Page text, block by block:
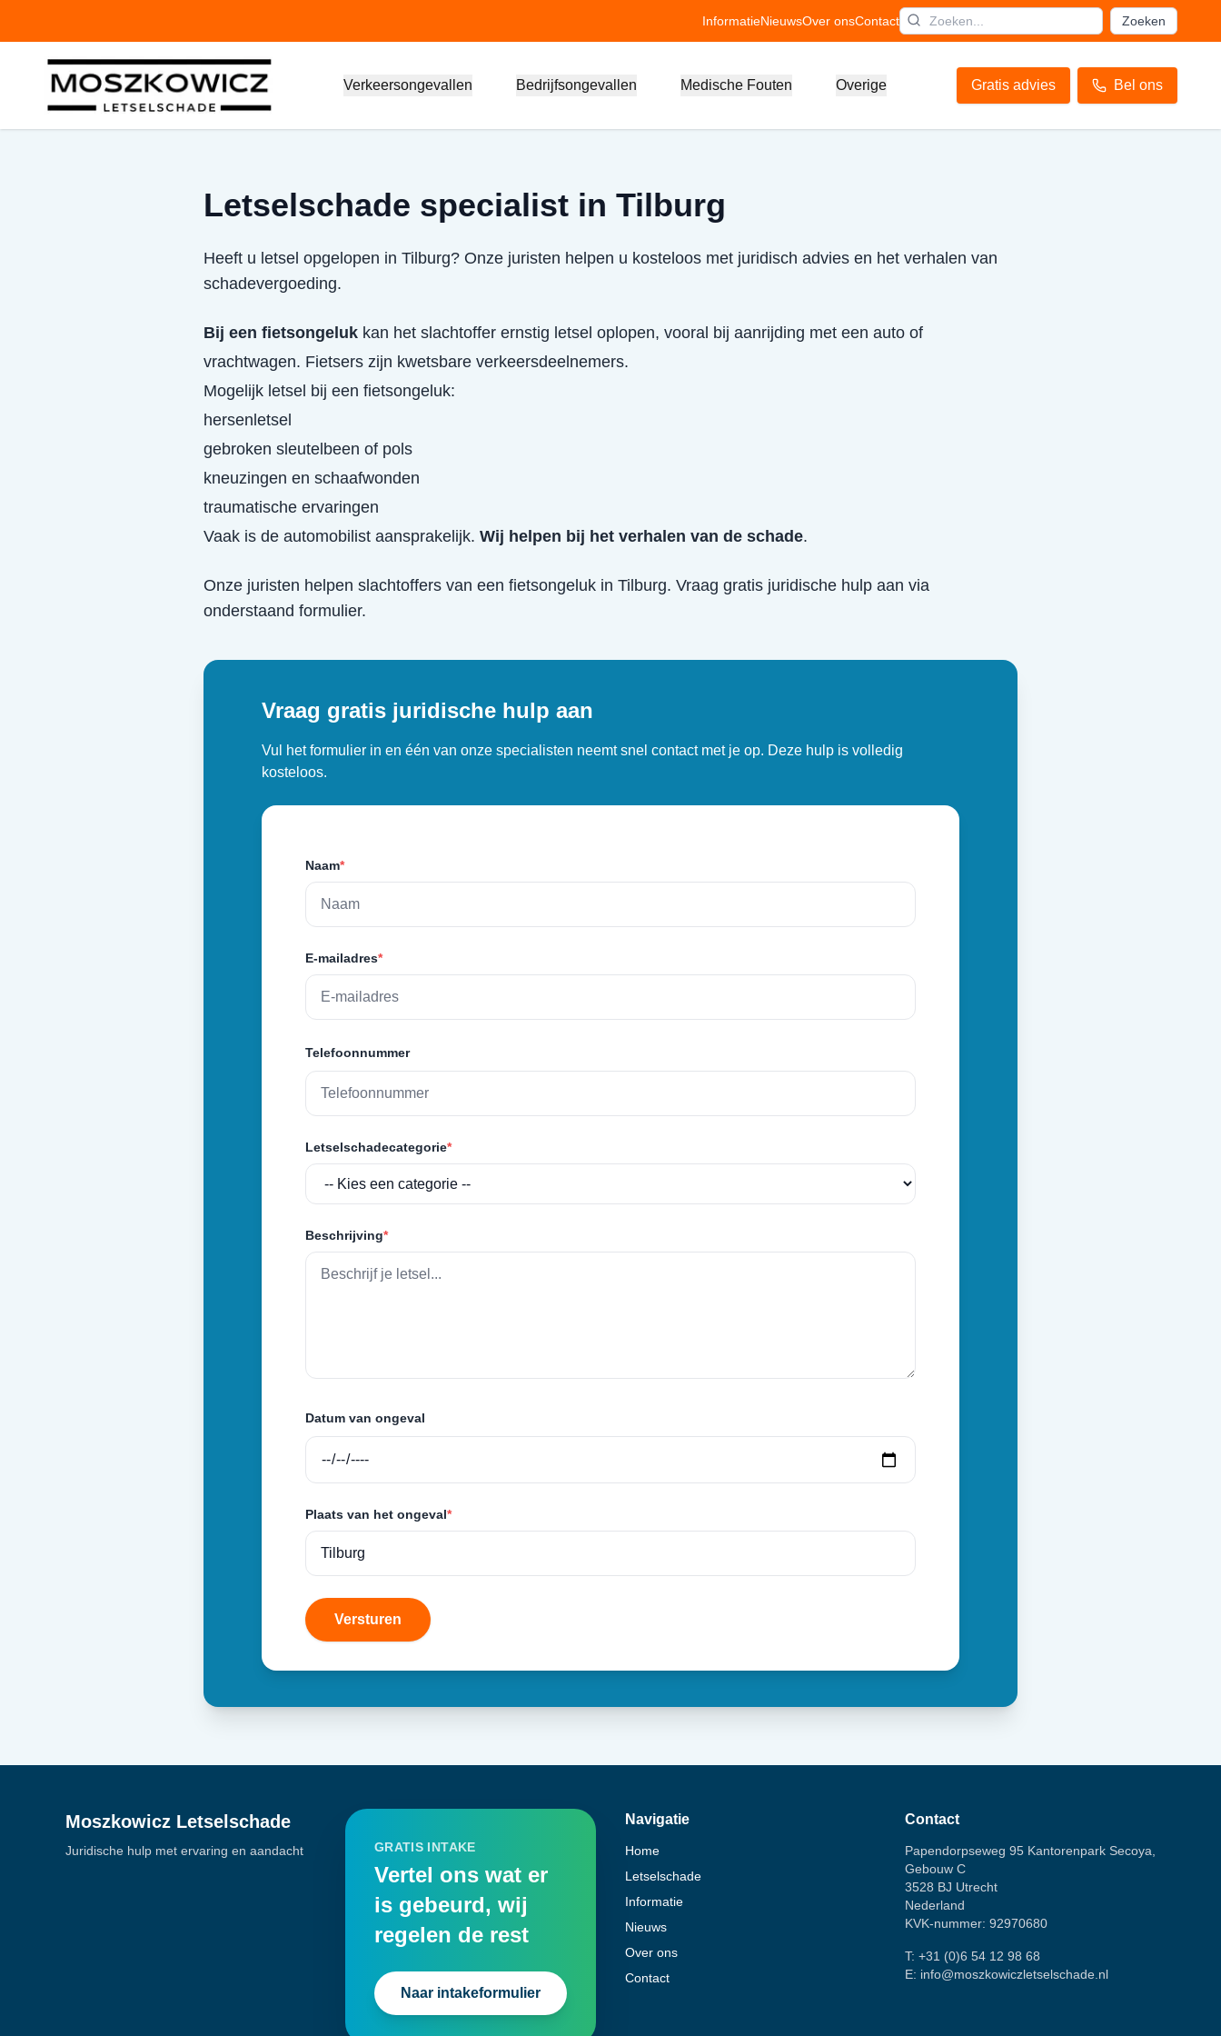
InformatieNieuwsOver onsContact Zoeken
Verkeersongevallen Bedrijfsongevallen Medische Fouten Overige Gratis advies Bel ons
Letselschade specialist in Tilburg
Heeft u letsel opgelopen in Tilburg? Onze juristen helpen u kosteloos met juridisch advies en het verhalen van
schadevergoeding.
Bij een fietsongeluk kan het slachtoffer ernstig letsel oplopen, vooral bij aanrijding met een auto of
vrachtwagen. Fietsers zijn kwetsbare verkeersdeelnemers.
Mogelijk letsel bij een fietsongeluk:
hersenletsel
gebroken sleutelbeen of pols
kneuzingen en schaafwonden
traumatische ervaringen
Vaak is de automobilist aansprakelijk. Wij helpen bij het verhalen van de schade.
Onze juristen helpen slachtoffers van een fietsongeluk in Tilburg. Vraag gratis juridische hulp aan via
onderstaand formulier.
Vraag gratis juridische hulp aan
Vul het formulier in en één van onze specialisten neemt snel contact met je op. Deze hulp is volledig
kosteloos.
Naam*
E-mailadres*
Telefoonnummer
Letselschadecategorie*
Beschrijving*
Datum van ongeval
Plaats van het ongeval*
Versturen
Moszkowicz Letselschade
Juridische hulp met ervaring en aandacht GRATIS INTAKE
Vertel ons wat er
is gebeurd, wij
regelen de rest
Naar intakeformulier
Navigatie
Home
Letselschade
Informatie
Nieuws
Over ons
Contact
Contact
Papendorpseweg 95 Kantorenpark Secoya,
Gebouw C
3528 BJ Utrecht
Nederland
KVK-nummer: 92970680
T: +31 (0)6 54 12 98 68
E: info@moszkowiczletselschade.nl